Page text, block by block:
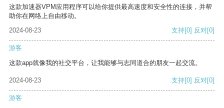
这款加速器VPM应用程序可以给你提供最高速度和安全性的连接，并帮
助你在网络上自由移动。
2024-08-23
支持[0] 反对[0]
游客
这款app就像我的社交平台，让我能够与志同道合的朋友一起交流。
2024-08-23 支持[0] 反对[0]
游客